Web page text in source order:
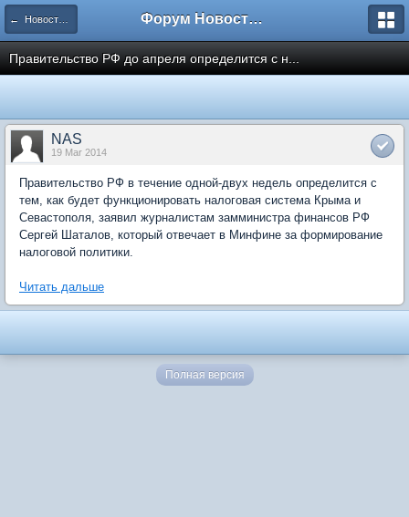
← Новости рынка недвижимости Форум Новостройки
Правительство РФ до апреля определится с н...
NAS
19 Mar 2014
Правительство РФ в течение одной-двух недель определится с
тем, как будет функционировать налоговая система Крыма и
Севастополя, заявил журналистам замминистра финансов РФ
Сергей Шаталов, который отвечает в Минфине за формирование
налоговой политики.
Читать дальше
Полная версия